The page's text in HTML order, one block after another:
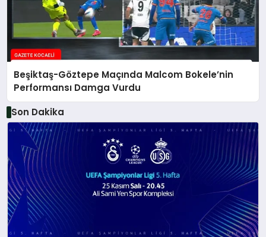
Beşiktaş-Göztepe Maçında Malcom Bokele’nin
Performansı Damga Vurdu
Son Dakika